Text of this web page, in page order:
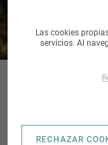
Las cookies
servicios. Al
RECHAZAR